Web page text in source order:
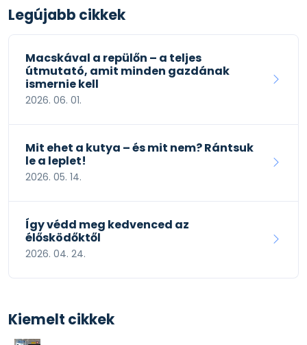
Legújabb cikkek
Macskával a repülőn – a teljes
útmutató, amit minden gazdának
ismernie kell
2026. 06. 01.
Mit ehet a kutya – és mit nem? Rántsuk
le a leplet!
2026. 05. 14.
Így védd meg kedvenced az
élősködőktől
2026. 04. 24.
Kiemelt cikkek